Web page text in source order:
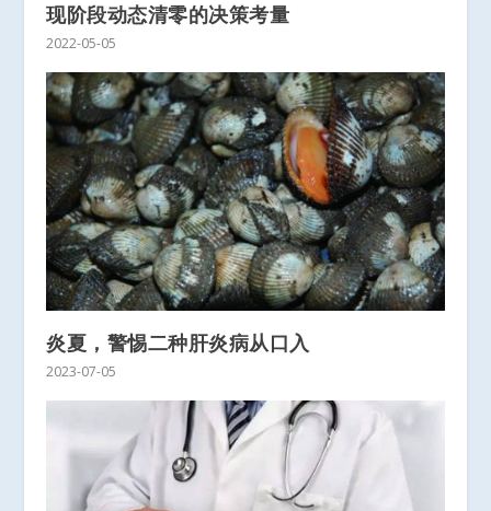
现阶段动态清零的决策考量
2022-05-05
炎夏，警惕二种肝炎病从口入
2023-07-05